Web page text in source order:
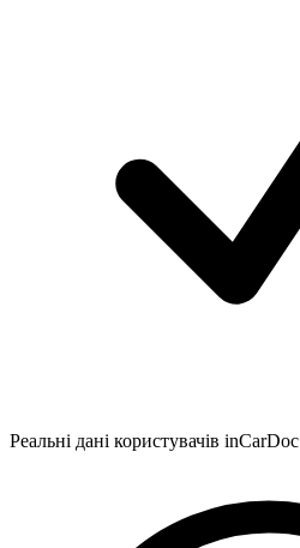
Реальні дані користувачів inCarDoc